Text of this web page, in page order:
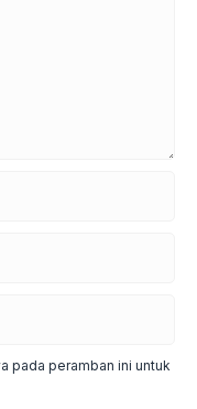
pada peramban ini untuk